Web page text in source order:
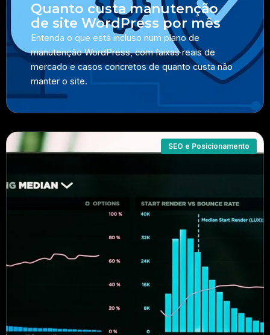
Quanto custa manutenção
de site WordPress por mês
Entenda o que está incluso num plano de
manutenção WordPress, com faixas reais de
mercado e casos concretos de quanto custa não
manter o site.
SEO e Posicionamento